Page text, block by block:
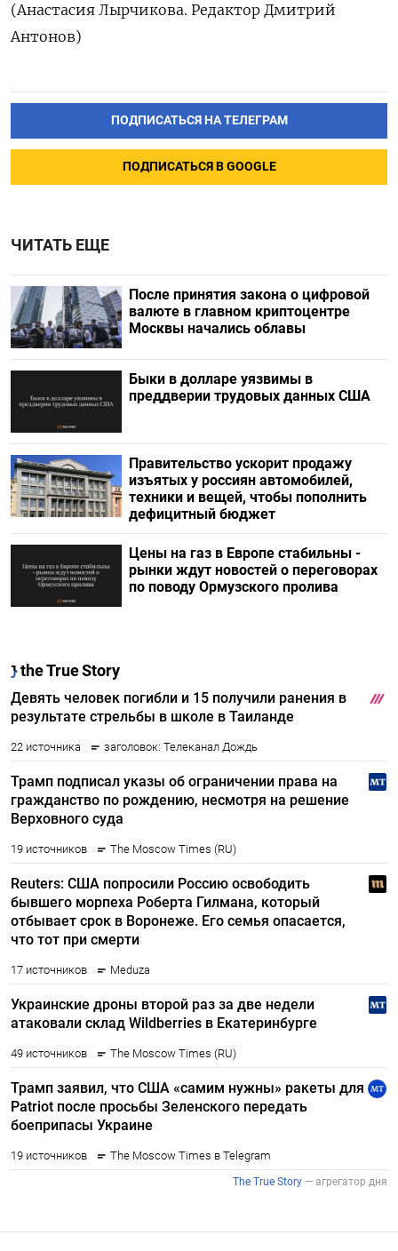
(Анастасия ‌Лырчикова. Редактор Дмитрий
Антонов)
ПОДПИСАТЬСЯ НА ТЕЛЕГРАМ
ПОДПИСАТЬСЯ В GOOGLE
ЧИТАТЬ ЕЩЕ
После принятия закона о цифровой
валюте в главном криптоцентре
Москвы начались облавы
Быки в долларе уязвимы в
преддверии трудовых данных США
Правительство ускорит продажу
изъятых у россиян автомобилей,
техники и вещей, чтобы пополнить
дефицитный бюджет
Цены на газ в Европе стабильны -
рынки ждут новостей о переговорах
по поводу Ормузского пролива